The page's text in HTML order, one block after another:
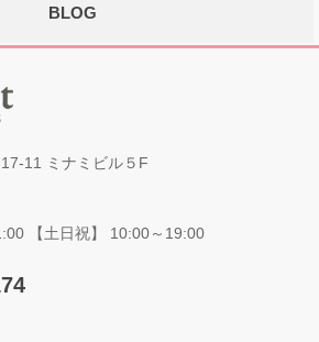
BLOG
11 ミナミビル５F
【土日祝】 10:00～19:00